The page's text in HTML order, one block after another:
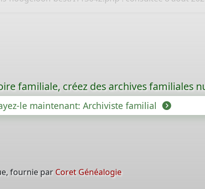
familiale, créez des archives familiales
le maintenant: Archiviste familial
fournie par Coret Généalogie